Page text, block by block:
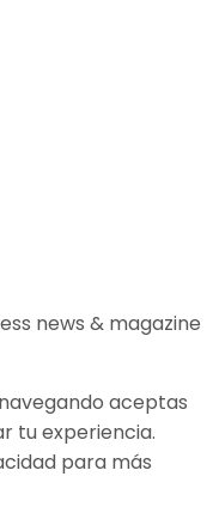
news & magazine
aceptas
tu experiencia.
para más